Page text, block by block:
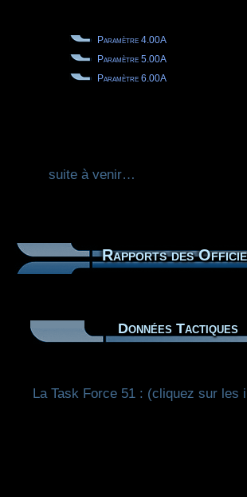
Paramètre 4.00A
Paramètre 5.00A
Paramètre 6.00A
suite à venir…
Rapports des
Données Tactiques
La Task Force 51 : (cliquez sur les